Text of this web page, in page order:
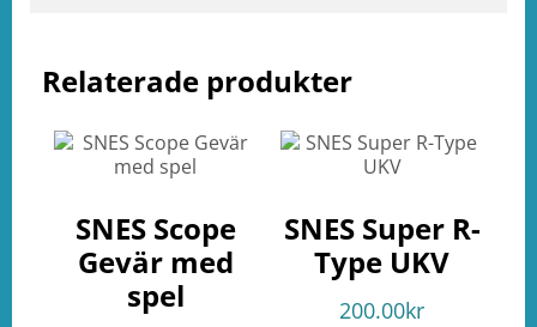
Relaterade produkter
SNES Scope
Gevär med
spel
SNES Super R-
Type UKV
200.00kr